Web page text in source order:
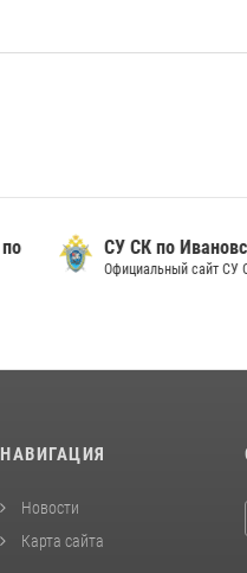
СУ СК по Ивановской
Официальный сайт СУ СК
НАВИГАЦИЯ
Новости
Карта сайта